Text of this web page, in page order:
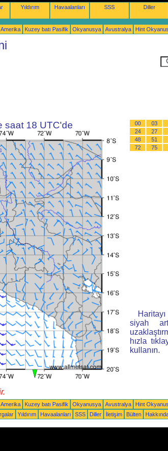
Yıldırım Havaalanları SSS Diller
Kuzey batı Pasifik Okyanusya Avustralya Hint
saat 18 UTC'de 00 03
24
27
48
51
72
75
siyah
hızla
kullanın.
Kuzey batı Pasifik Okyanusya Avustralya Hint
Yıldırım Havaalanları SSS Diller İletişim Bülten